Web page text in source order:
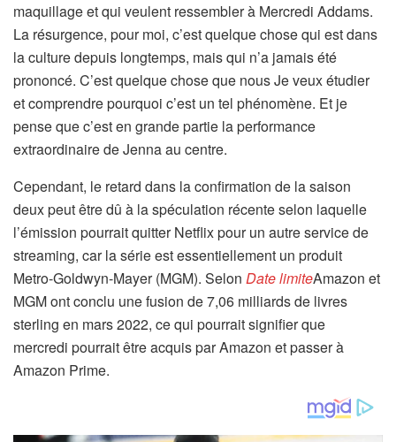
maquillage et qui veulent ressembler à Mercredi Addams.
La résurgence, pour moi, c’est quelque chose qui est dans
la culture depuis longtemps, mais qui n’a jamais été
prononcé. C’est quelque chose que nous Je veux étudier
et comprendre pourquoi c’est un tel phénomène. Et je
pense que c’est en grande partie la performance
extraordinaire de Jenna au centre.
Cependant, le retard dans la confirmation de la saison
deux peut être dû à la spéculation récente selon laquelle
l’émission pourrait quitter Netflix pour un autre service de
streaming, car la série est essentiellement un produit
Metro-Goldwyn-Mayer (MGM). Selon Date limiteAmazon et
MGM ont conclu une fusion de 7,06 milliards de livres
sterling en mars 2022, ce qui pourrait signifier que
mercredi pourrait être acquis par Amazon et passer à
Amazon Prime.